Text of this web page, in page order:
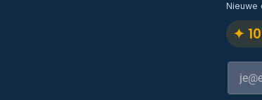
Nieuwe
✦